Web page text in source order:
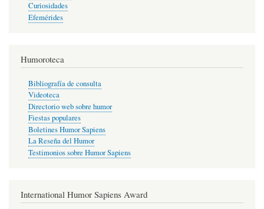
Curiosidades
Efemérides
Humoroteca
Bibliografía de consulta
Videoteca
Directorio web sobre humor
Fiestas populares
Boletines Humor Sapiens
La Reseña del Humor
Testimonios sobre Humor Sapiens
International Humor Sapiens Award